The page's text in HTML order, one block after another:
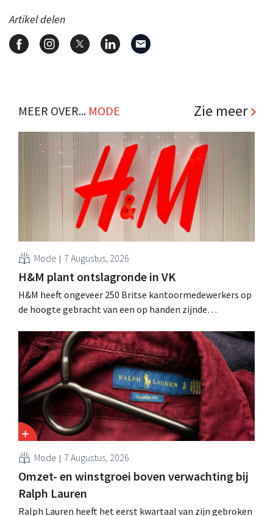
Artikel delen
MEER OVER... MODE Zie meer
Mode 7 Augustus, 2026
H&M plant ontslagronde in VK
H&M heeft ongeveer 250 Britse kantoormedewerkers op
de hoogte gebracht van een op handen zijnde
sanering volgt op eerdere ingrepen in Nederland, België
en Spanje waarbij al honderden jobs verloren gingen.
Mode 7 Augustus, 2026
Omzet- en winstgroei boven verwachting bij
Ralph Lauren
Ralph Lauren heeft het eerst kwartaal van zijn gebroken